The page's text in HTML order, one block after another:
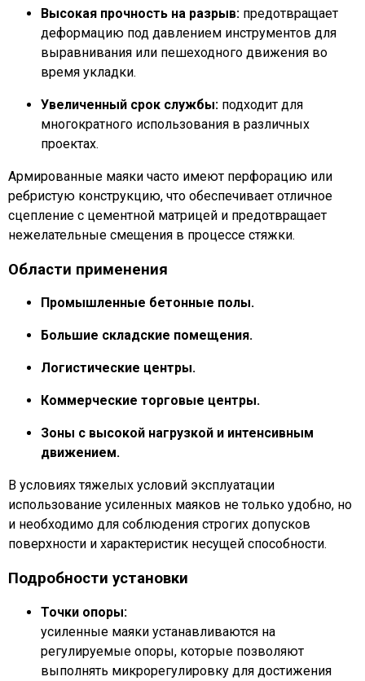
Высокая прочность на разрыв: предотвращает
деформацию под давлением инструментов для
выравнивания или пешеходного движения во
время укладки.
Увеличенный срок службы: подходит для
многократного использования в различных
проектах.
Армированные маяки часто имеют перфорацию или
ребристую конструкцию, что обеспечивает отличное
сцепление с цементной матрицей и предотвращает
нежелательные смещения в процессе стяжки.
Области применения
Промышленные бетонные полы.
Большие складские помещения.
Логистические центры.
Коммерческие торговые центры.
Зоны с высокой нагрузкой и интенсивным
движением.
В условиях тяжелых условий эксплуатации
использование усиленных маяков не только удобно, но
и необходимо для соблюдения строгих допусков
поверхности и характеристик несущей способности.
Подробности установки
Точки опоры:
усиленные маяки устанавливаются на
регулируемые опоры, которые позволяют
выполнять микрорегулировку для достижения